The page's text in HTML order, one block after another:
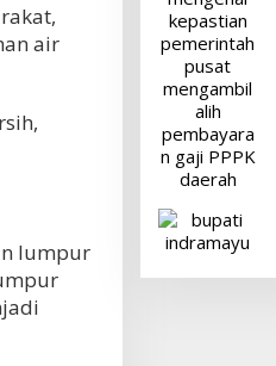
air
lumpur